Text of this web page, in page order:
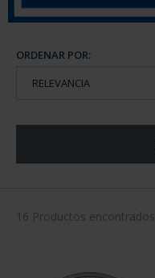
ORDENAR POR:
16 Productos encontrados